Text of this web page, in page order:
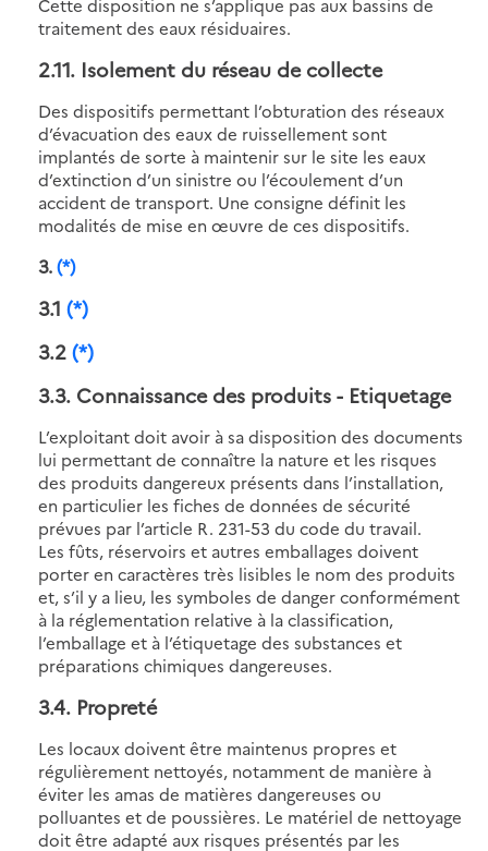
traitement des eaux résiduaires.
2.11. Isolement du réseau de collecte
Des dispositifs permettant l’obturation des réseaux
d’évacuation des eaux de ruissellement sont
implantés de sorte à maintenir sur le site les eaux
d’extinction d’un sinistre ou l’écoulement d’un
accident de transport. Une consigne définit les
modalités de mise en œuvre de ces dispositifs.
3.(*)
3.1 (*)
3.2 (*)
3.3. Connaissance des produits - Etiquetage
L’exploitant doit avoir à sa disposition des documents
lui permettant de connaître la nature et les risques
des produits dangereux présents dans l’installation,
en particulier les fiches de données de sécurité
prévues par l’article R. 231-53 du code du travail.
Les fûts, réservoirs et autres emballages doivent
porter en caractères très lisibles le nom des produits
et, s’il y a lieu, les symboles de danger conformément
à la réglementation relative à la classification,
l’emballage et à l’étiquetage des substances et
préparations chimiques dangereuses.
3.4. Propreté
Les locaux doivent être maintenus propres et
régulièrement nettoyés, notamment de manière à
éviter les amas de matières dangereuses ou
polluantes et de poussières. Le matériel de nettoyage
doit être adapté aux risques présentés par les